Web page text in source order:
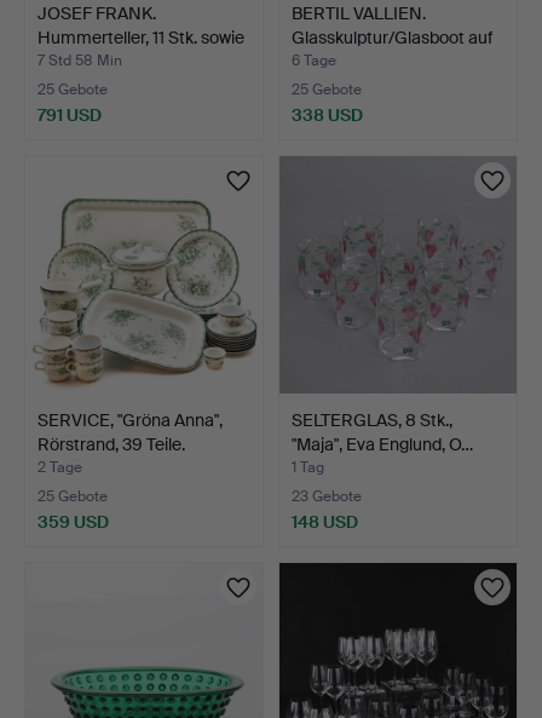
JOSEF FRANK.
Hummerteller, 11 Stk. sowie
S…
7 Std 58 Min
25 Gebote
791 USD
BERTIL VALLIEN.
Glasskulptur/Glasboot auf
…
6 Tage
25 Gebote
338 USD
SERVICE, "Gröna Anna",
Rörstrand, 39 Teile.
2 Tage
25 Gebote
359 USD
SELTERGLAS, 8 Stk.,
"Maja", Eva Englund, O…
1 Tag
23 Gebote
148 USD